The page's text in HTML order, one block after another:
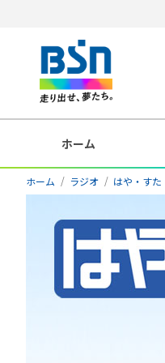
ホーム
ホーム ラジオ はや・すた